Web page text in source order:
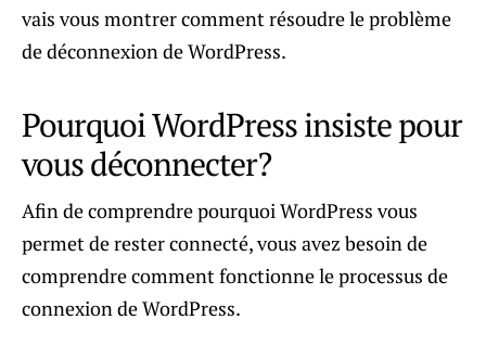
vais vous montrer comment résoudre le problème
de déconnexion de WordPress.
Pourquoi WordPress insiste pour
vous déconnecter?
Afin de comprendre pourquoi WordPress vous
permet de rester connecté, vous avez besoin de
comprendre comment fonctionne le processus de
connexion de WordPress.